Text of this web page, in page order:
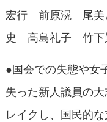
宏行 前原滉 尾美
史 高島礼子 竹下
●国会での失態や女
失った新人議員の
レイクし、国民的